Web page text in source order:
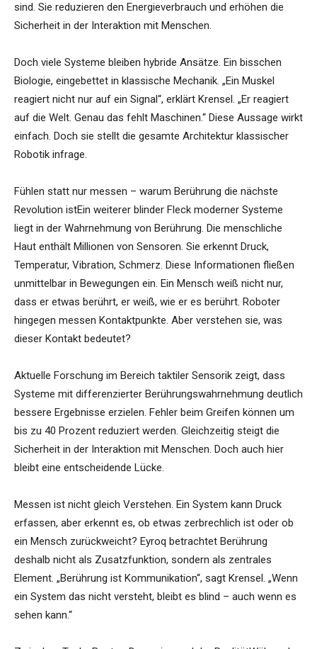
sind. Sie reduzieren den Energieverbrauch und erhöhen die
Sicherheit in der Interaktion mit Menschen.
Doch viele Systeme bleiben hybride Ansätze. Ein bisschen
Biologie, eingebettet in klassische Mechanik. „Ein Muskel
reagiert nicht nur auf ein Signal“, erklärt Krensel. „Er reagiert
auf die Welt. Genau das fehlt Maschinen.“ Diese Aussage wirkt
einfach. Doch sie stellt die gesamte Architektur klassischer
Robotik infrage.
Fühlen statt nur messen – warum Berührung die nächste
Revolution istEin weiterer blinder Fleck moderner Systeme
liegt in der Wahrnehmung von Berührung. Die menschliche
Haut enthält Millionen von Sensoren. Sie erkennt Druck,
Temperatur, Vibration, Schmerz. Diese Informationen fließen
unmittelbar in Bewegungen ein. Ein Mensch weiß nicht nur,
dass er etwas berührt, er weiß, wie er es berührt. Roboter
hingegen messen Kontaktpunkte. Aber verstehen sie, was
dieser Kontakt bedeutet?
Aktuelle Forschung im Bereich taktiler Sensorik zeigt, dass
Systeme mit differenzierter Berührungswahrnehmung deutlich
bessere Ergebnisse erzielen. Fehler beim Greifen können um
bis zu 40 Prozent reduziert werden. Gleichzeitig steigt die
Sicherheit in der Interaktion mit Menschen. Doch auch hier
bleibt eine entscheidende Lücke.
Messen ist nicht gleich Verstehen. Ein System kann Druck
erfassen, aber erkennt es, ob etwas zerbrechlich ist oder ob
ein Mensch zurückweicht? Eyroq betrachtet Berührung
deshalb nicht als Zusatzfunktion, sondern als zentrales
Element. „Berührung ist Kommunikation“, sagt Krensel. „Wenn
ein System das nicht versteht, bleibt es blind – auch wenn es
sehen kann.“